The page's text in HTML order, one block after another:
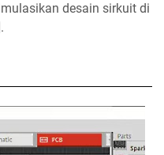
desain sirkuit di